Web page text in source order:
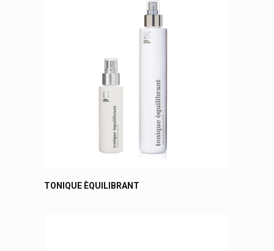
TONIQUE ÈQUILIBRANT